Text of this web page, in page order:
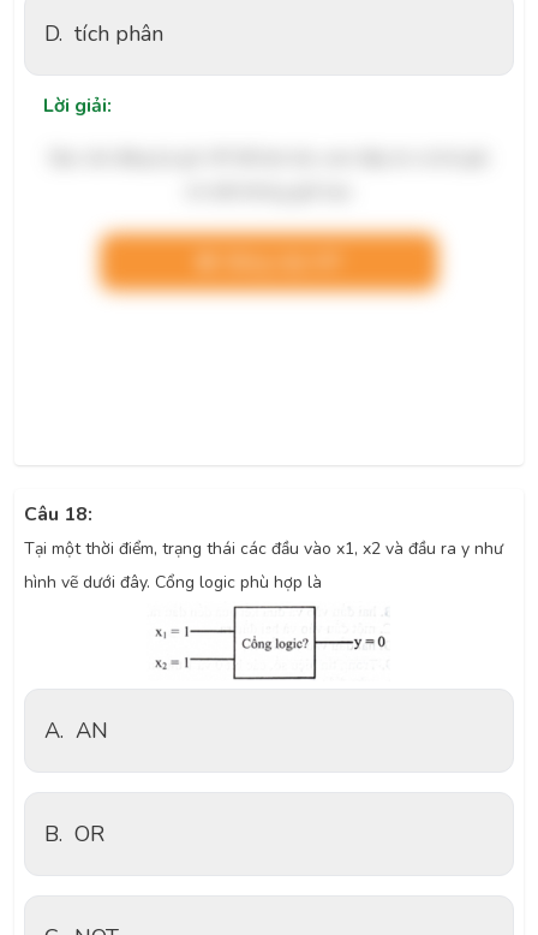
D. tích phân
Lời giải:
Câu 18:
Tại một thời điểm, trạng thái các đầu vào x1, x2 và đầu ra y như
hình vẽ dưới đây. Cổng logic phù hợp là
A. AN
B. OR